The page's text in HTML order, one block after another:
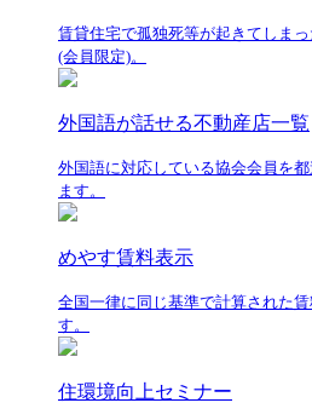
賃貸住宅で孤独死等が起きてしま
(会員限定)。
外国語が話せる不動産店一覧
外国語に対応している協会会員を
ます。
めやす賃料表示
全国一律に同じ基準で計算された
す。
住環境向上セミナー